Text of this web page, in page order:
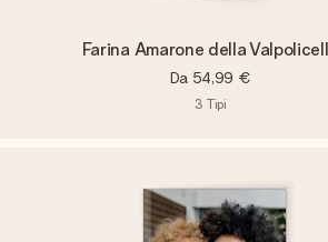
Farina Amarone della
Da 54,99 €
3 Tipi